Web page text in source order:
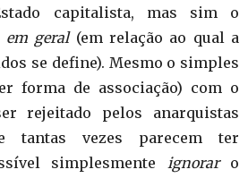
capitalista, mas sim o
em geral(em relação ao qual a
se define). Mesmo o simples
forma de associação) com o
rejeitado pelos anarquistas
tantas vezes parecem ter
simplesmente ignoraro